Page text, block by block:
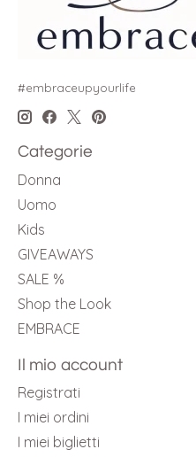
#embraceupyourlife
Categorie
Donna
Uomo
Kids
GIVEAWAYS
SALE %
Shop the Look
EMBRACE
Il mio account
Registrati
I miei ordini
I miei biglietti